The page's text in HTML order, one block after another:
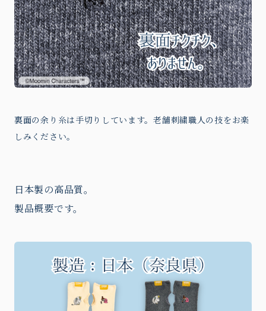
裏面の余り糸は手切りしています。老舗刺繍職人の技をお楽
しみください。
日本製の高品質。
製品概要です。